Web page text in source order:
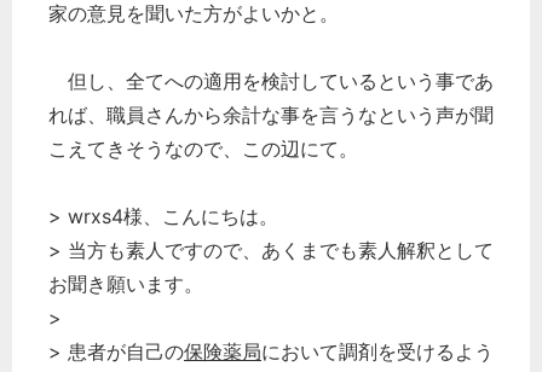
家の意見を聞いた方がよいかと。
但し、全てへの適用を検討しているという事であ
れば、職員さんから余計な事を言うなという声が聞
こえてきそうなので、この辺にて。
> wrxs4様、こんにちは。
> 当方も素人ですので、あくまでも素人解釈として
お聞き願います。
>
> 患者が自己の保険薬局において調剤を受けるよう